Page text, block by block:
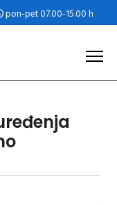
pon-pet 07.00-15.00 h